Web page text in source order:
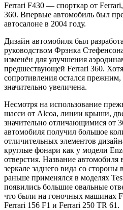
Ferrari F430 — спорткар от
360. Впервые автомобиль был
автосалоне в 2004 году.
Дизайн автомобиля был
руководством Фрэнка
изменён для улучшения
предшествующей Ferrari 360.
сопротивления остался
значительно увеличена.
Несмотря на использование
шасси от Alcoa, линии крыши,
значительно отличающимися от
автомобиля получил большое
отличительных элементов
круглые фонари как у модели
отверстия. Название
зеркале заднего вида со
раньше применялся в моделях
появились большие овальные
что были на гоночных машинах
Ferrari 156 F1 и Ferrari 250 TR 61.